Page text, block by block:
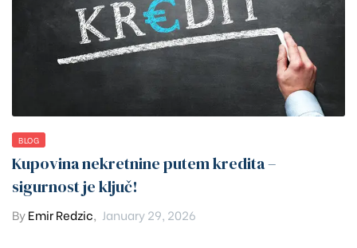
BLOG
Kupovina nekretnine putem kredita –
sigurnost je ključ!
ByEmir Redzic, January 29, 2026